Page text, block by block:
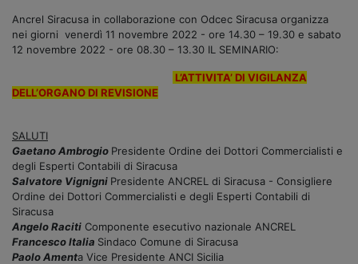
Ancrel Siracusa in collaborazione con Odcec Siracusa organizza
nei giorni venerdì 11 novembre 2022 - ore 14.30 – 19.30 e sabato
12 novembre 2022 - ore 08.30 – 13.30 IL SEMINARIO:
L’ATTIVITA’ DI VIGILANZA
DELL’ORGANO DI REVISIONE
SALUTI
Gaetano Ambrogio Presidente Ordine dei Dottori Commercialisti e
degli Esperti Contabili di Siracusa
Salvatore Vignigni Presidente ANCREL di Siracusa - Consigliere
Ordine dei Dottori Commercialisti e degli Esperti Contabili di
Siracusa
Angelo Raciti Componente esecutivo nazionale ANCREL
Francesco Italia Sindaco Comune di Siracusa
Paolo Amenta Vice Presidente ANCI Sicilia